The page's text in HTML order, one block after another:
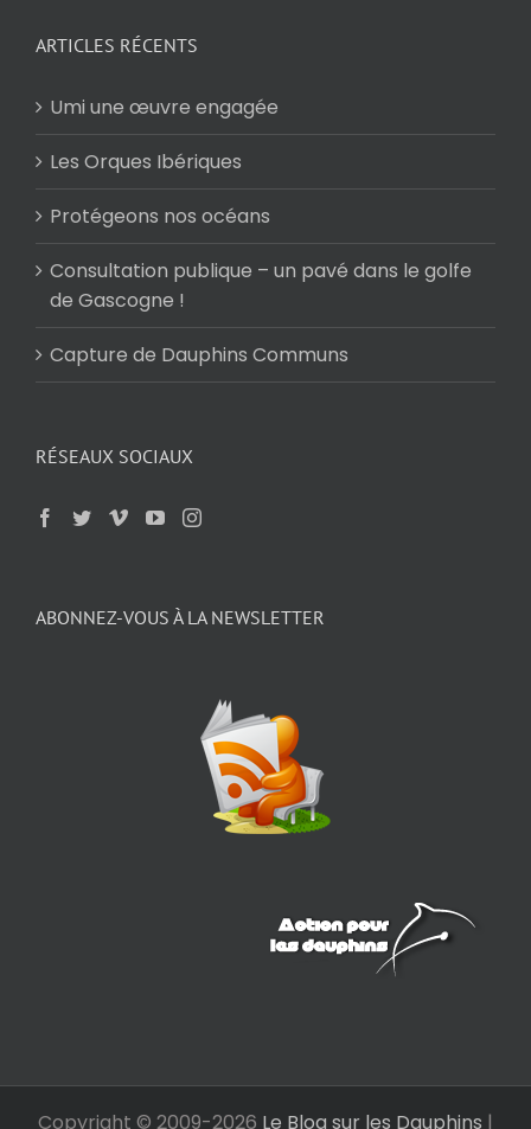
ARTICLES RÉCENTS
Umi une œuvre engagée
Les Orques Ibériques
Protégeons nos océans
Consultation publique – un pavé dans le golfe
de Gascogne !
Capture de Dauphins Communs
RÉSEAUX SOCIAUX
ABONNEZ-VOUS À LA NEWSLETTER
Copyright © 2009-2026 Le Blog sur les Dauphins |